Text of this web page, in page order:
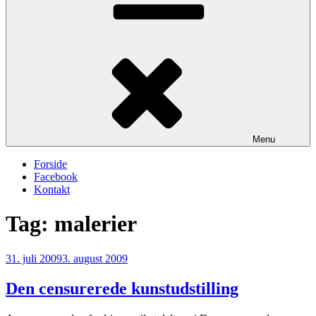
Menu
Forside
Facebook
Kontakt
Tag: malerier
Udgivet
31. juli 20093. august 2009
Den censurerede kunstudstilling